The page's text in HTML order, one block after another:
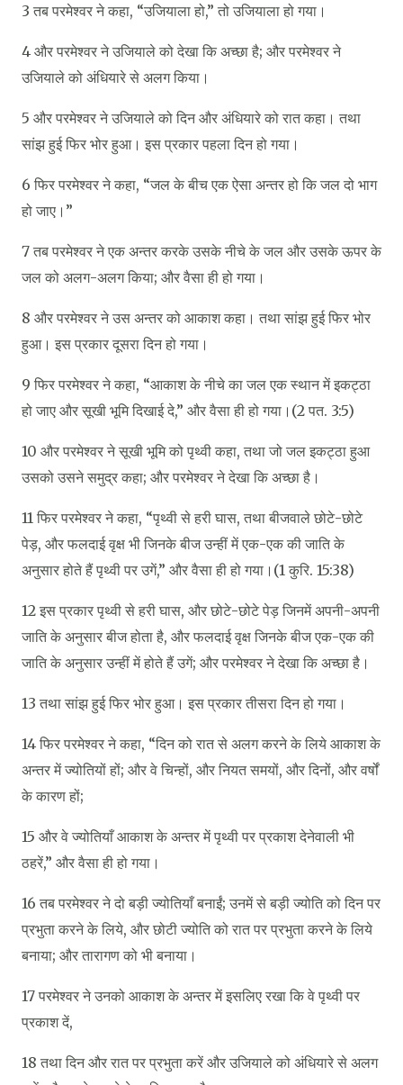
3 तब परमेश्‍वर ने कहा, “उजियाला हो,” तो उजियाला हो गया।
4 और परमेश्‍वर ने उजियाले को देखा कि अच्छा है; और परमेश्‍वर ने
उजियाले को अंधियारे से अलग किया।
5 और परमेश्‍वर ने उजियाले को दिन और अंधियारे को रात कहा। तथा
सांझ हुई फिर भोर हुआ। इस प्रकार पहला दिन हो गया।
6 फिर परमेश्‍वर ने कहा, “जल के बीच एक ऐसा अन्तर हो कि जल दो भाग
हो जाए।”
7 तब परमेश्‍वर ने एक अन्तर करके उसके नीचे के जल और उसके ऊपर के
जल को अलग-अलग किया; और वैसा ही हो गया।
8 और परमेश्‍वर ने उस अन्तर को आकाश कहा। तथा सांझ हुई फिर भोर
हुआ। इस प्रकार दूसरा दिन हो गया।
9 फिर परमेश्‍वर ने कहा, “आकाश के नीचे का जल एक स्थान में इकट्ठा
हो जाए और सूखी भूमि दिखाई दे,” और वैसा ही हो गया।(2 पत. 3:5)
10 और परमेश्‍वर ने सूखी भूमि को पृथ्वी कहा, तथा जो जल इकट्ठा हुआ
उसको उसने समुद्र कहा; और परमेश्‍वर ने देखा कि अच्छा है।
11 फिर परमेश्‍वर ने कहा, “पृथ्वी से हरी घास, तथा बीजवाले छोटे-छोटे
पेड़, और फलदाई वृक्ष भी जिनके बीज उन्हीं में एक-एक की जाति के
अनुसार होते हैं पृथ्वी पर उगें,” और वैसा ही हो गया।(1 कुरि. 15:38)
12 इस प्रकार पृथ्वी से हरी घास, और छोटे-छोटे पेड़ जिनमें अपनी-अपनी
जाति के अनुसार बीज होता है, और फलदाई वृक्ष जिनके बीज एक-एक की
जाति के अनुसार उन्हीं में होते हैं उगें; और परमेश्‍वर ने देखा कि अच्छा है।
13 तथा सांझ हुई फिर भोर हुआ। इस प्रकार तीसरा दिन हो गया।
14 फिर परमेश्‍वर ने कहा, “दिन को रात से अलग करने के लिये आकाश के
अन्तर में ज्योतियों हों; और वे चिन्हों, और नियत समयों, और दिनों, और वर्षों
के कारण हों;
15 और वे ज्योतियाँ आकाश के अन्तर में पृथ्वी पर प्रकाश देनेवाली भी
ठहरें,” और वैसा ही हो गया।
16 तब परमेश्‍वर ने दो बड़ी ज्योतियाँ बनाईं; उनमें से बड़ी ज्योति को दिन पर
प्रभुता करने के लिये, और छोटी ज्योति को रात पर प्रभुता करने के लिये
बनाया; और तारागण को भी बनाया।
17 परमेश्‍वर ने उनको आकाश के अन्तर में इसलिए रखा कि वे पृथ्वी पर
प्रकाश दें,
18 तथा दिन और रात पर प्रभुता करें और उजियाले को अंधियारे से अलग